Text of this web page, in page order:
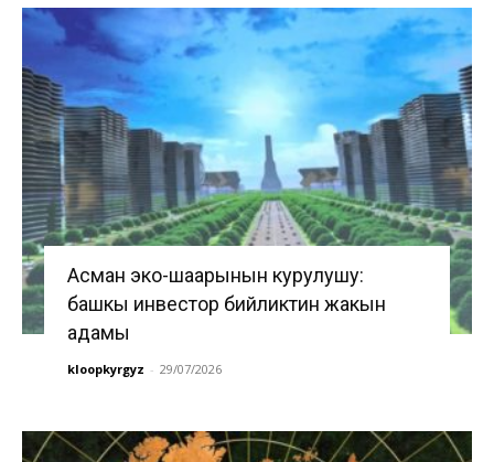
Асман эко-шаарынын курулушу:
башкы инвестор бийликтин жакын
адамы
kloopkyrgyz - 29/07/2026